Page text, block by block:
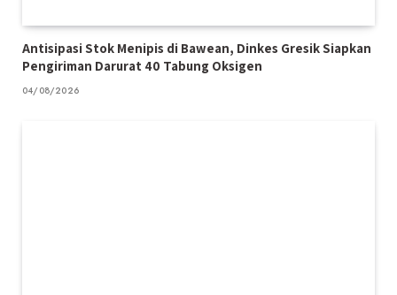
Antisipasi Stok Menipis di Bawean, Dinkes Gresik Siapkan
Pengiriman Darurat 40 Tabung Oksigen
04/08/2026